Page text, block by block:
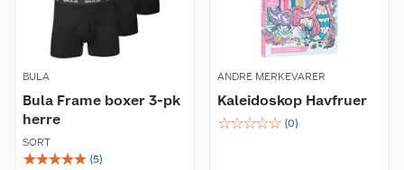
BULA
Bula Frame boxer 3-pk
herre
SORT
☆☆☆☆☆ (5)
ANDRE MERKEVARER
Kaleidoskop Havfruer
☆☆☆☆☆ (0)